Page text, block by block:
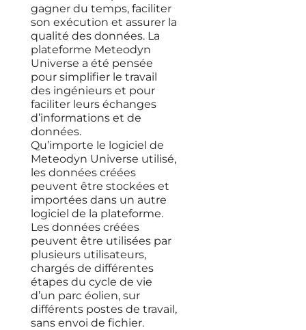
gagner du temps, faciliter
son exécution et assurer la
qualité des données. La
plateforme Meteodyn
Universe a été pensée
pour simplifier le travail
des ingénieurs et pour
faciliter leurs échanges
d’informations et de
données.
Qu’importe le logiciel de
Meteodyn Universe utilisé,
les données créées
peuvent être stockées et
importées dans un autre
logiciel de la plateforme.
Les données créées
peuvent être utilisées par
plusieurs utilisateurs,
chargés de différentes
étapes du cycle de vie
d’un parc éolien, sur
différents postes de travail,
sans envoi de fichier.